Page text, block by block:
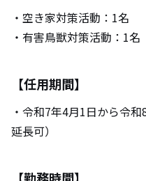
・空き家対策活動：1名
・有害鳥獣対策活動：1名
【任用期間】
・令和7年4月1日から令
延長可）